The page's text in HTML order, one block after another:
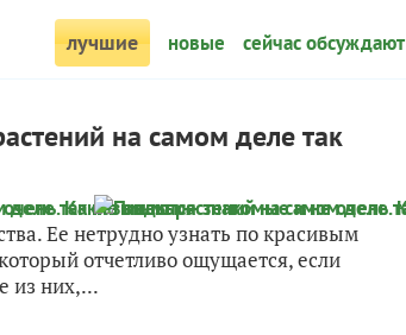
лучшие новые сейчас обсуждают
на самом деле так
Ее нетрудно узнать по красивым
отчетливо ощущается, если
из них,...